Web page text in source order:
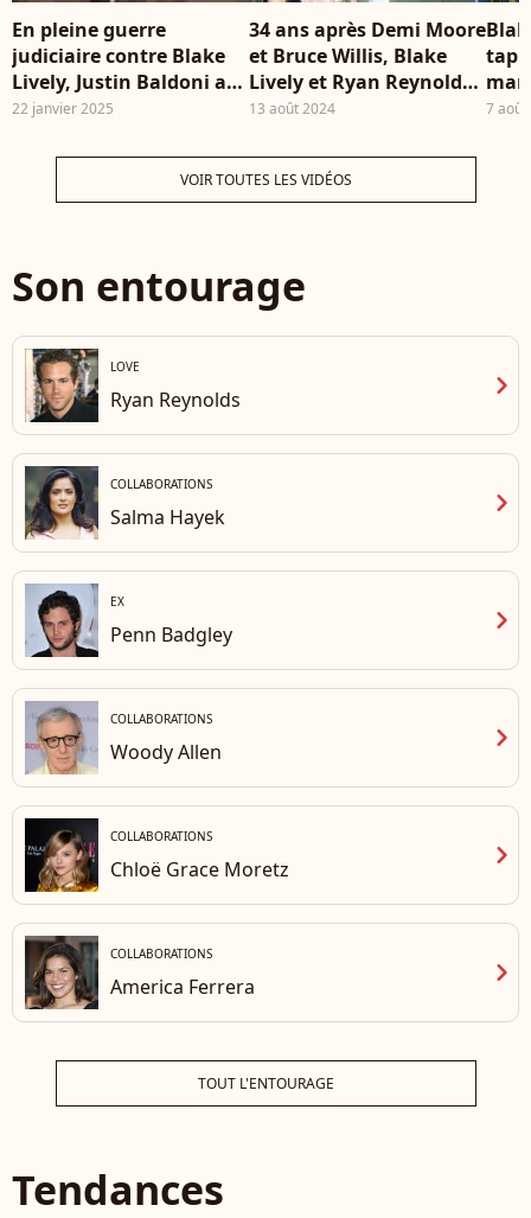
En pleine guerre
judiciaire contre Blake
Lively, Justin Baldoni a
dévoilé une vidéo de
"Jamais Plus" pour se
défendre des lourdes
accusations dont il fait à
l'ont relayée, dont
Tonight".
22 janvier 2025
34 ans après Demi Moore
et Bruce Willis, Blake
Lively et Ryan Reynolds
réalisent un exploit qui
atteint
13 août 2024 7 août
VOIR TOUTES LES VIDÉOS
Son entourage
LOVE
Ryan Reynolds chevron_right
COLLABORATIONS
Salma Hayek chevron_right
EX
Penn Badgley chevron_right
COLLABORATIONS
Woody Allen chevron_right
COLLABORATIONS
Chloë Grace Moretz chevron_right
COLLABORATIONS
America Ferrera chevron_right
TOUT L'ENTOURAGE
Tendances